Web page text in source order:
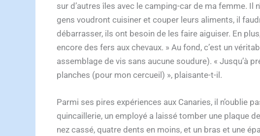
sur d’autres îles avec le camping-car de ma femme. Il
gens voudront cuisiner et couper leurs aliments, il
débarrasser, ils ont besoin de les faire aiguiser. En
encore des fers aux chevaux. » Au fond, c’est un
assemblage de vis sans aucune soudure). « Jusqu’à
planches (pour mon cercueil) », plaisante-t-il.
Parmi ses pires expériences aux Canaries, il n’oublie
quincaillerie, un employé a laissé tomber une plaque
nez cassé, quatre dents en moins, et un bras et une